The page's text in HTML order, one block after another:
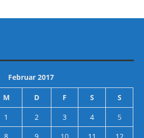
Februar 2017
M D F S S
1 2 3 4
5